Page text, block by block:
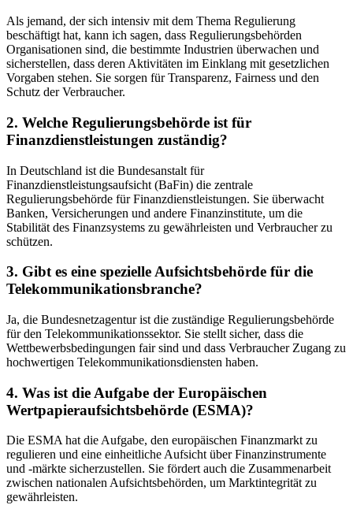
Als jemand, der sich intensiv mit ⁤dem Thema Regulierung
beschäftigt hat,‍ kann ich sagen, dass Regulierungsbehörden
Organisationen sind, die‍ bestimmte ⁢Industrien überwachen​ und
sicherstellen, dass‍ deren Aktivitäten im‍ Einklang⁤ mit gesetzlichen
Vorgaben ⁤stehen. Sie sorgen für​ Transparenz, Fairness und den
Schutz der ⁣Verbraucher.
2. Welche ⁢Regulierungsbehörde ist für
‍Finanzdienstleistungen ‌zuständig?
In ​Deutschland ist die Bundesanstalt für
Finanzdienstleistungsaufsicht (BaFin) ⁢die zentrale
Regulierungsbehörde für Finanzdienstleistungen. Sie überwacht
Banken,​ Versicherungen⁤ und andere Finanzinstitute, um die‍
Stabilität des Finanzsystems zu gewährleisten ‌und ⁣Verbraucher zu
schützen.
3. ‍Gibt es eine spezielle Aufsichtsbehörde für die
Telekommunikationsbranche?
Ja, die Bundesnetzagentur ist‌ die zuständige ​Regulierungsbehörde‍
für⁣ den Telekommunikationssektor. Sie ⁣stellt sicher, dass die
Wettbewerbsbedingungen fair​ sind und dass Verbraucher Zugang zu
⁤hochwertigen ⁣Telekommunikationsdiensten haben.
4. ‍Was ist die‌ Aufgabe‍ der Europäischen
Wertpapieraufsichtsbehörde (ESMA)?
Die ‍ESMA hat⁢ die Aufgabe, ⁤den europäischen Finanzmarkt zu
regulieren⁣ und ​eine einheitliche⁢ Aufsicht über‍ Finanzinstrumente
und ⁢-märkte⁢ sicherzustellen. Sie ‍fördert ‍auch die Zusammenarbeit
zwischen​ nationalen⁢ Aufsichtsbehörden, um Marktintegrität zu
⁣gewährleisten.